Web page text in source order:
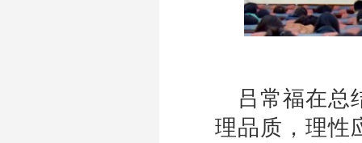
吕常福在总
理品质，理性